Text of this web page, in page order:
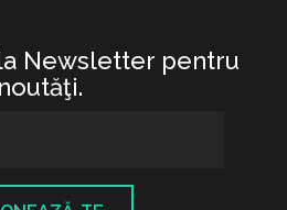
Newsletter pentru
noutăţi.